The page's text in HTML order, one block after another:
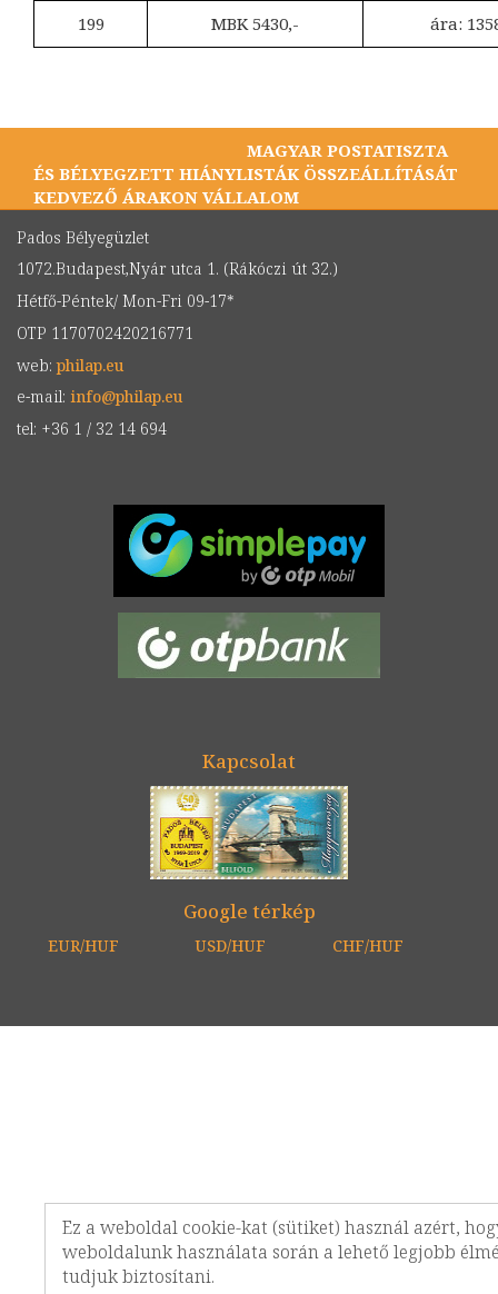
199 MBK 5430,- ára:
MAGYAR POSTATISZTA
ÉS BÉLYEGZETT HIÁNYLISTÁK ÖSSZEÁLLÍTÁSÁT
KEDVEZŐ ÁRAKON VÁLLALOM
Pados Bélyegüzlet
1072.Budapest,Nyár utca 1. (Rákóczi út 32.)
Hétfő-Péntek/ Mon-Fri 09-17*
OTP 1170702420216771
web:philap.eu
e-mail: info@philap.eu
tel: +36 1 / 32 14 694
Kapcsolat
Google térkép
EUR/HUF USD/HUF CHF/HUF
Ez a weboldal cookie-kat (sütiket) használ azért,
weboldalunk használata során a lehető legjobb
tudjuk biztosítani.